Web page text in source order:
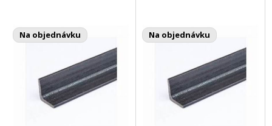
Na objednávku Na objednávku